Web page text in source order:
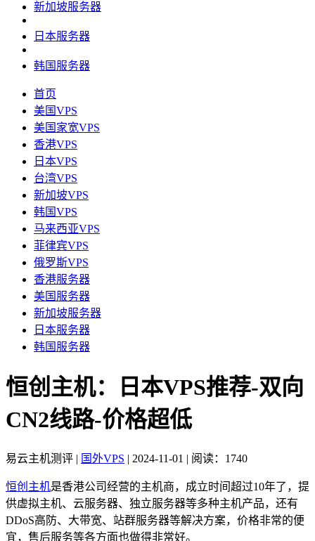
新加坡服务器
日本服务器
韩国服务器
首页
美国VPS
美国家宽VPS
香港VPS
日本VPS
台湾VPS
新加坡VPS
韩国VPS
马来西亚VPS
菲律宾VPS
俄罗斯VPS
香港服务器
美国服务器
新加坡服务器
日本服务器
韩国服务器
恒创主机：日本VPS推荐-双向
CN2线路-价格超低
易云主机测评 | 国外VPS | 2024-11-01 | 阅读：1740
恒创主机是香港公司经营的主机商，成立时间超过10年了，提
供虚拟主机、云服务器、独立服务器等多种主机产品，还有
DDoS高防、大带宽、站群服务器等解决方案，价格非常的便
宜，售后服务等各方面也做得非常好。